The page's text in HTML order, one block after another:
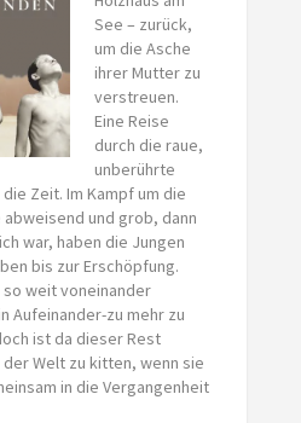
See – zurück,
um die Asche
ihrer Mutter zu
verstreuen.
Eine Reise
durch die raue,
unberührte
Zeit. Im Kampf um die
und grob, dann
war, haben die Jungen
bis zur Erschöpfung.
weit voneinander
Aufeinander-zu mehr zu
ist da dieser Rest
der Welt zu kitten, wenn sie
in die Vergangenheit